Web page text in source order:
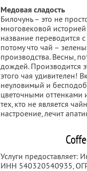
Медовая сладость
Билочунь – это не
многовековой
название переводится
потому что чай –
производства. Весны,
дождей. Производится
этого чая удивителен!
неуловимый и
цветочными оттенками
тех, кто не является
настроение, лечит
Услуги
ИНН 540320540935,